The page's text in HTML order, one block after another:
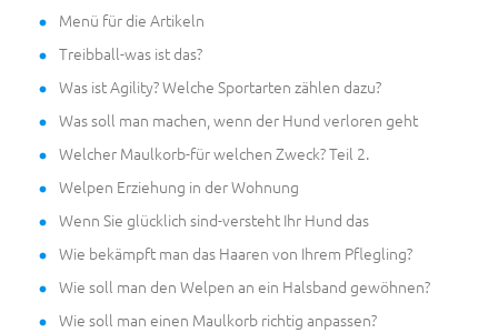
Menü für die Artikeln
Treibball-was ist das?
Was ist Agility? Welche Sportarten zählen dazu?
Was soll man machen, wenn der Hund verloren geht
Welcher Maulkorb-für welchen Zweck? Teil 2.
Welpen Erziehung in der Wohnung
Wenn Sie glücklich sind-versteht Ihr Hund das
Wie bekämpft man das Haaren von Ihrem Pflegling?
Wie soll man den Welpen an ein Halsband gewöhnen?
Wie soll man einen Maulkorb richtig anpassen?